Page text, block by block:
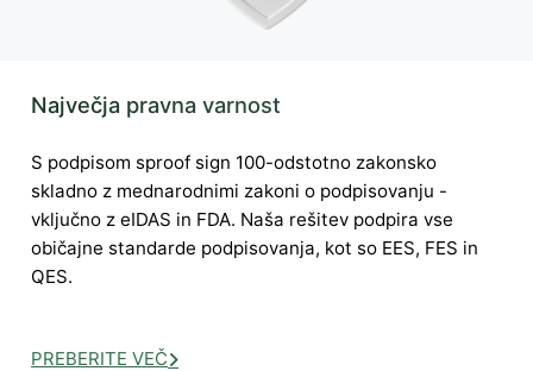
Največja pravna varnost
S podpisom sproof sign 100-odstotno zakonsko
skladno z mednarodnimi zakoni o podpisovanju -
vključno z eIDAS in FDA. Naša rešitev podpira vse
običajne standarde podpisovanja, kot so EES, FES in
QES.
PREBERITE VEČ